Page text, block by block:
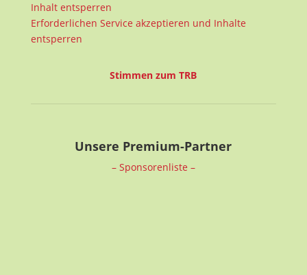
Inhalt entsperren
Erforderlichen Service akzeptieren und Inhalte
entsperren
Stimmen zum TRB
Unsere Premium-Partner
– Sponsorenliste –